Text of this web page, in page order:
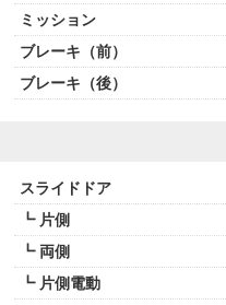
ミッション
ブレーキ（前）
ブレーキ（後）
スライドドア
┗ 片側
┗ 両側
┗ 片側電動